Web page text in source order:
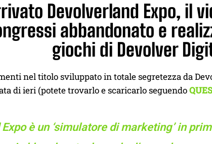
Devolverland Expo, il
abbandonato e
giochi di Devolver
nel titolo sviluppato in totale segretezza da
di ieri (potete trovarlo e scaricarlo seguendo
è un ‘simulatore di marketing’ in